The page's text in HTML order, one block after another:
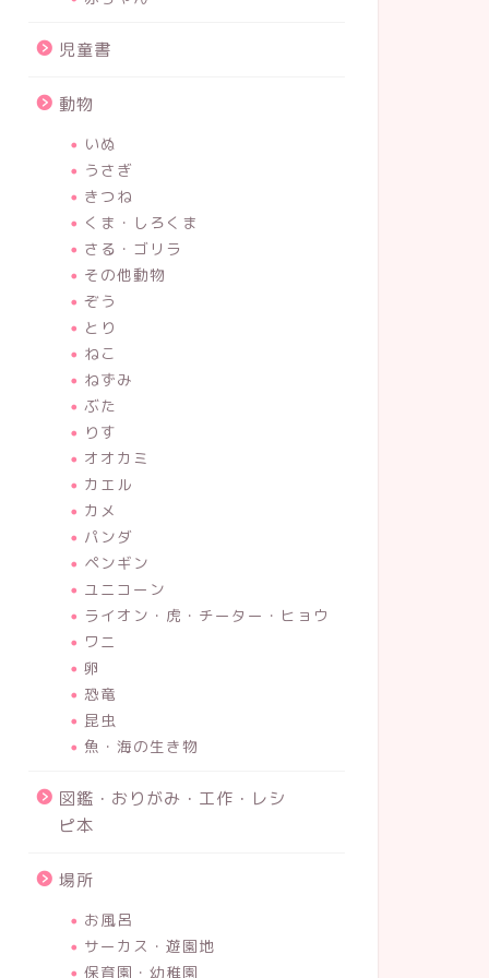
児童書
動物
いぬ
うさぎ
きつね
くま・しろくま
さる・ゴリラ
その他動物
ぞう
とり
ねこ
ねずみ
ぶた
りす
オオカミ
カエル
カメ
パンダ
ペンギン
ユニコーン
ライオン・虎・チーター・ヒョウ
ワニ
卵
恐竜
昆虫
魚・海の生き物
図鑑・おりがみ・工作・レシ
ピ本
場所
お風呂
サーカス・遊園地
保育園・幼稚園